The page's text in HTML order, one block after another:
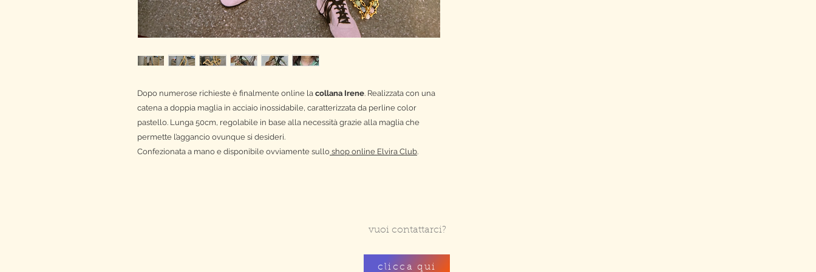
Dopo numerose richieste è finalmente online la collana Irene. Realizzata con una
catena a doppia maglia in acciaio inossidabile, caratterizzata da perline color
pastello. Lunga 50cm, regolabile in base alla necessità grazie alla maglia che
permette l’aggancio ovunque si desideri.
Confezionata a mano e disponibile ovviamente sullo shop online Elvira Club.
vuoi contattarci?
clicca qui